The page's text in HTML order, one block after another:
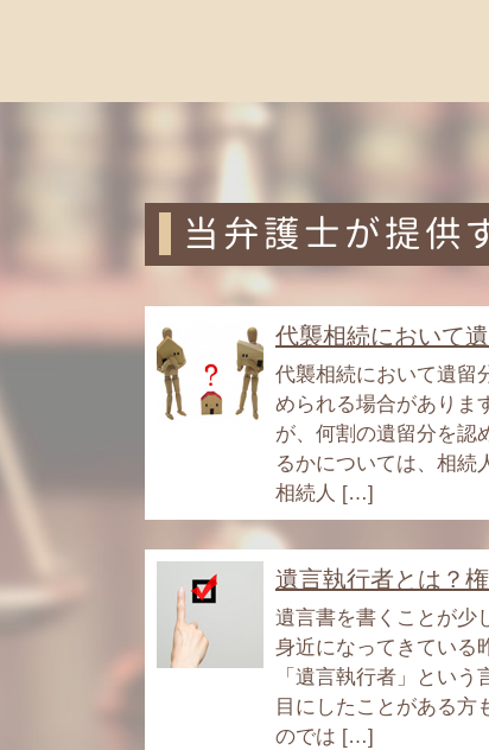
当弁護士が提供
代襲相続において
代襲相続において遺留
められる場合がありま
が、何割の遺留分を認
るかについては、相続
相続人 […]
遺言執行者とは？
遺言書を書くことが少
身近になってきている
「遺言執行者」という
目にしたことがある方
のでは […]